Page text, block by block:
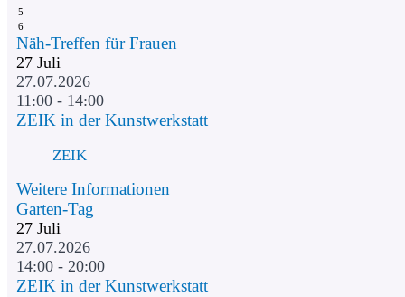
5
6
Näh-Treffen für Frauen
27 Juli
27.07.2026
11:00 - 14:00
ZEIK in der Kunstwerkstatt
ZEIK
Weitere Informationen
Garten-Tag
27 Juli
27.07.2026
14:00 - 20:00
ZEIK in der Kunstwerkstatt